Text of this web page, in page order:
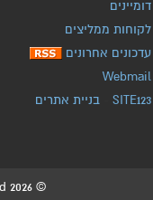
דומיינים
לקוחות ממליצים
עדכונים אחרונים
Webmail
SITE123
בניית אתרים
© 2026 Livecity. All rights reserved